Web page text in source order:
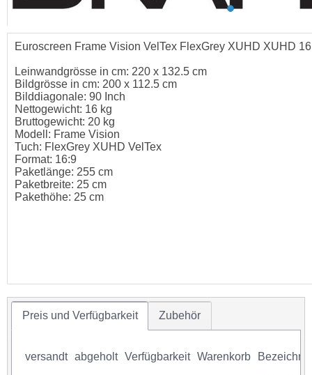
Euroscreen Frame Vision VelTex FlexGrey XUHD XUHD
Leinwandgrösse in cm: 220 x 132.5 cm
Bildgrösse in cm: 200 x 112.5 cm
Bilddiagonale: 90 Inch
Nettogewicht: 16 kg
Bruttogewicht: 20 kg
Modell: Frame Vision
Tuch: FlexGrey XUHD VelTex
Format: 16:9
Paketlänge: 255 cm
Paketbreite: 25 cm
Pakethöhe: 25 cm
Preis und Verfügbarkeit Zubehör
versandt abgeholt Verfügbarkeit Warenkorb